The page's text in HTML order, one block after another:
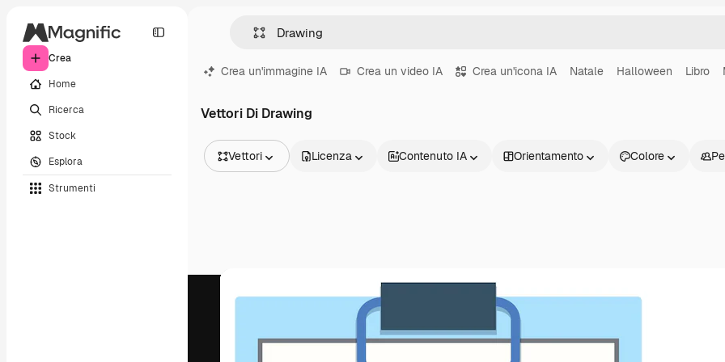
Crea
Home
Ricerca
Stock
Esplora
Strumenti
Crea un'immagine IA Crea un video IA Crea un'icona IA Natale Halloween Libro
Vettori Di Drawing
Vettori
Video
Motion graphic
Modelli 3D
Licenza Contenuto IA Orientamento Colore